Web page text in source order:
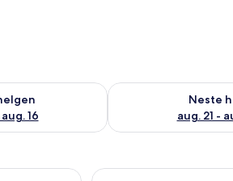
16
denne helgen, aug. 14 - aug. 16
Neste
aug. 21 -
Sjekk tilgjengelighet